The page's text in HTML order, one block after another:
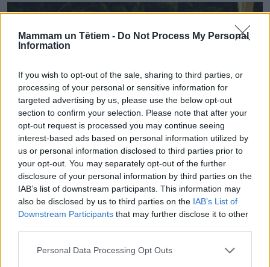
Mammam un Tētiem - Do Not Process My Personal
Information
If you wish to opt-out of the sale, sharing to third parties, or
processing of your personal or sensitive information for
targeted advertising by us, please use the below opt-out
section to confirm your selection. Please note that after your
opt-out request is processed you may continue seeing
interest-based ads based on personal information utilized by
us or personal information disclosed to third parties prior to
your opt-out. You may separately opt-out of the further
disclosure of your personal information by third parties on the
IAB’s list of downstream participants. This information may
also be disclosed by us to third parties on the IAB’s List of
Downstream Participants that may further disclose it to other
Personal Data Processing Opt Outs
IEPIRKŠANĀS
Kāpēc apdrošināt bērnus, skolēnus un studentus? Jautājumi
un atbildes